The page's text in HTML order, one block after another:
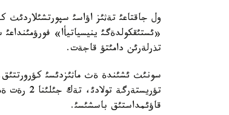
ول جاقتاعئ تةثئز اؤاسئ
«ئستئقكولدةگئ ينيسياتيأا»
تذرلةرئن دامئتؤ قاجةت.
سونئث ئشئندة ةث ماثئزدئسئ كؤرورتتئق.
قاؤئمداستئق باسشئسئ.